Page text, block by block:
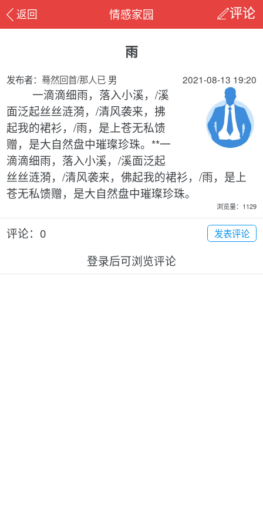
返回 评论
情感家园
雨
2021-08-13 19:20
发布者：蓦然回首/那人已 男
一滴滴细雨，落入小溪，/溪
面泛起丝丝涟漪，/清风袭来，拂
起我的裙衫，/雨，是上苍无私馈
赠，是大自然盘中璀璨珍珠。**一
滴滴细雨，落入小溪，/溪面泛起
丝丝涟漪，/清风袭来，佛起我的裙衫，/雨，是上
苍无私馈赠，是大自然盘中璀璨珍珠。
浏览量：1129
发表评论
评论：0
登录后可浏览评论